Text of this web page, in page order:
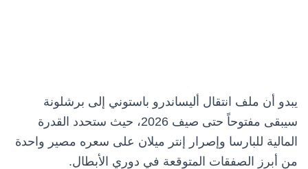
يبدو أن ملف انتقال أليساندرو باستوني إلى برشلونة
سيبقى مفتوحاً حتى صيف 2026، حيث ستحدد القدرة
المالية للبارسا وإصرار إنتر ميلان على سعره مصير واحدة
من أبرز الصفقات المتوقعة في دوري الأبطال.